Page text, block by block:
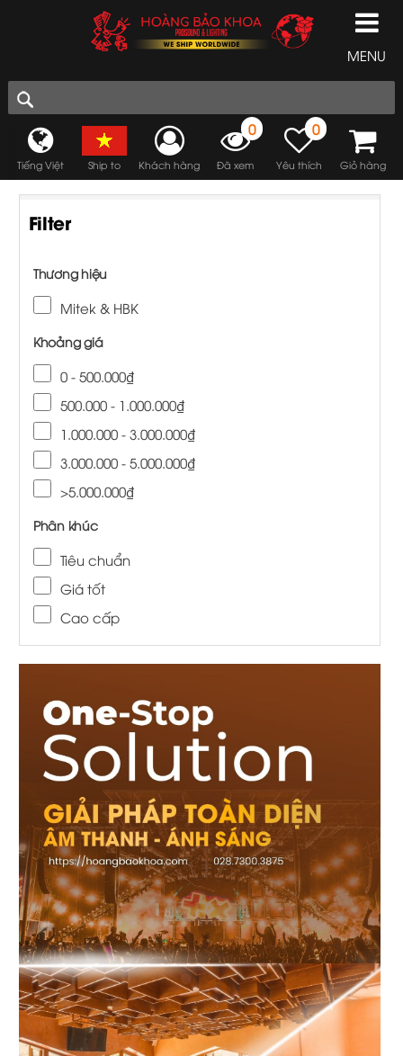
MENU
Tiếng Việt Ship to Khách hàng
0
Đã xem
0
Yêu thích Giỏ hàng
Filter
Thương hiệu
Mitek & HBK
Khoảng giá
0 - 500.000₫
500.000 - 1.000.000₫
1.000.000 - 3.000.000₫
3.000.000 - 5.000.000₫
>5.000.000₫
Phân khúc
Tiêu chuẩn
Giá tốt
Cao cấp